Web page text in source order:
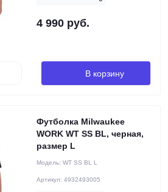
4 990 руб.
В корзину
Футболка Milwaukee
WORK WT SS BL, черная,
размер L
Модель: WT SS BL L
Артикул: 4932493005